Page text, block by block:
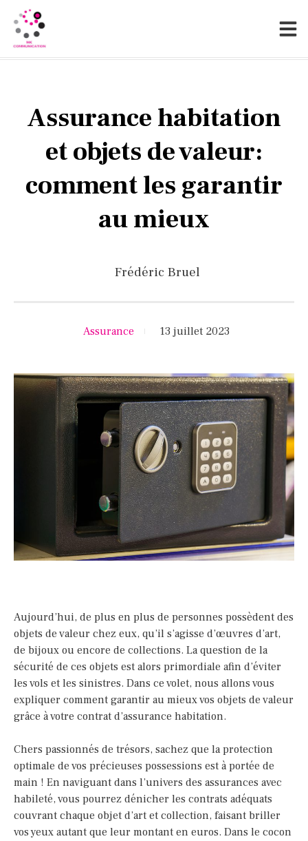
Assurance habitation
et objets de valeur:
comment les garantir
au mieux
Frédéric Bruel
Assurance 13 juillet 2023
Aujourd’hui, de plus en plus de personnes possèdent des
objets de valeur chez eux, qu’il s’agisse d’œuvres d’art,
de bijoux ou encore de collections. La question de la
sécurité de ces objets est alors primordiale afin d’éviter
les vols et les sinistres. Dans ce volet, nous allons vous
expliquer comment garantir au mieux vos objets de valeur
grâce à votre contrat d’assurance habitation.
Chers passionnés de trésors, sachez que la protection
optimale de vos précieuses possessions est à portée de
main ! En naviguant dans l’univers des assurances avec
habileté, vous pourrez dénicher les contrats adéquats
couvrant chaque objet d’art et collection, faisant briller
vos yeux autant que leur montant en euros. Dans le cocon